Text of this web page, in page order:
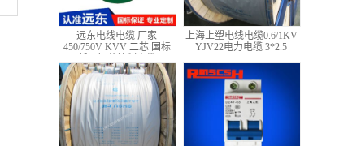
远东电线电缆 厂家
450/750V KVV 二芯 国标
上海上塑电线电缆0.6/1KV
YJV22电力电缆 3*2.5